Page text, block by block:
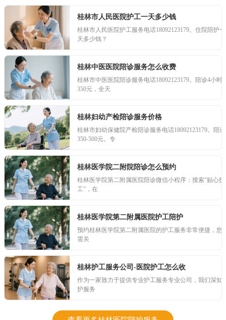
桂林市人民医院护工一天多少钱
桂林市人民医院护工服务电话18092123179。住院陪护一
天多少钱？
桂林中医医院陪诊服务怎么收费
桂林市中医医院陪诊服务电话18092123179。陪诊4小时
350元，全天
桂林妇幼产检陪诊服务价格
桂林市妇幼保健院产检陪诊服务电话18092123179。陪诊
350-500元。专
桂林医学院二附院陪诊怎么预约
桂林医学院第二附属医院陪诊微信小程序：搜索"贴心护
工"，在
桂林医学院第二附属医院护工陪护
预约桂林医学院第二附属医院的护工服务非常便捷，您
需关
桂林护工服务公司-医院护工怎么收
作为一家致力于提供专业护工服务专业公司，我们深知
护服务